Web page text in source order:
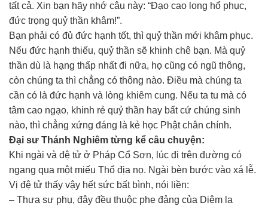
tất cả. Xin bạn hãy nhớ câu này: “Đạo cao long hổ phục,
đức trọng quỷ thần khâm!”.
Bạn phải có đủ đức hạnh tốt, thì quỷ thần mới khâm phục.
Nếu đức hạnh thiếu, quỷ thần sẽ khinh chê bạn. Mà quỷ
thần dù là hạng thấp nhất đi nữa, họ cũng có ngũ thông,
còn chúng ta thì chẳng có thông nào. Điều mà chúng ta
cần có là đức hạnh và lòng khiêm cung. Nếu ta tu mà có
tâm cao ngạo, khinh rẻ quỷ thần hay bất cứ chúng sinh
nào, thì chẳng xứng đáng là kẻ học Phật chân chính.
Đại sư Thánh Nghiêm từng kể câu chuyện:
Khi ngài và đệ tử ở Pháp Cổ Sơn, lúc đi trên đường có
ngang qua một miếu Thổ địa nọ. Ngài bèn bước vào xá lễ.
Vị đệ tử thấy vậy hết sức bất bình, nói liền:
– Thưa sư phụ, đây đều thuộc phe đảng của Diêm la